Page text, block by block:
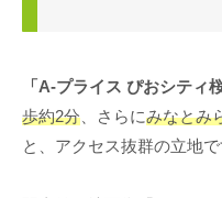
「A-プライス ぴおシティ
歩約2分 、さらにみなとみ
と、アクセス抜群の立地で